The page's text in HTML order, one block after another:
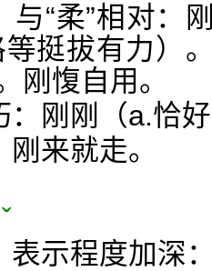
“柔”相对：
等挺拔有力）
刚愎自用。
刚刚（a.恰
来就走。
示程度加深